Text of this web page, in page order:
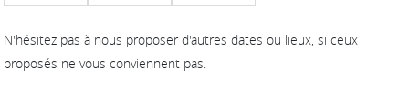
N'hésitez pas à nous proposer d'autres dates ou lieux, si ceux
proposés ne vous conviennent pas.